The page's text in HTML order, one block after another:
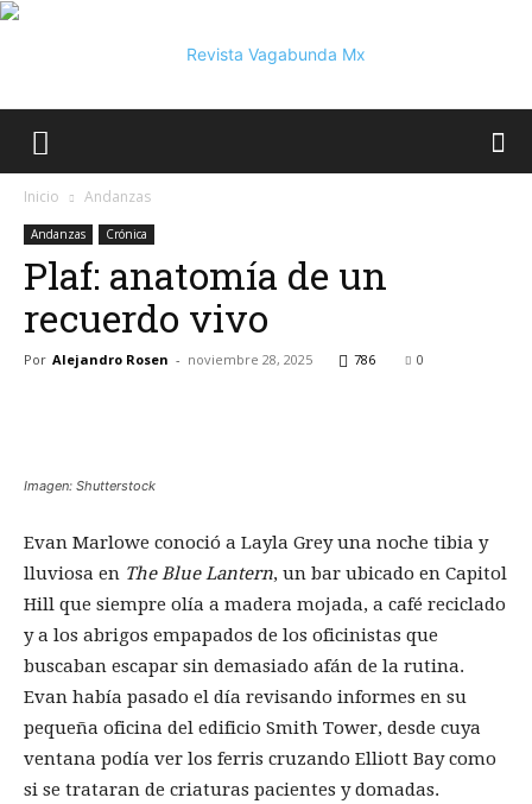
Mx
Inicio Andanzas
Andanzas Crónica
Plaf: anatomía de un
recuerdo vivo
Por Alejandro Rosen - noviembre 28, 2025 786 0
Imagen: Shutterstock
Evan Marlowe conoció a Layla Grey una noche tibia y
lluviosa en The Blue Lantern, un bar ubicado en Capitol
Hill que siempre olía a madera mojada, a café reciclado
y a los abrigos empapados de los oficinistas que
buscaban escapar sin demasiado afán de la rutina.
Evan había pasado el día revisando informes en su
pequeña oficina del edificio Smith Tower, desde cuya
ventana podía ver los ferris cruzando Elliott Bay como
si se trataran de criaturas pacientes y domadas.